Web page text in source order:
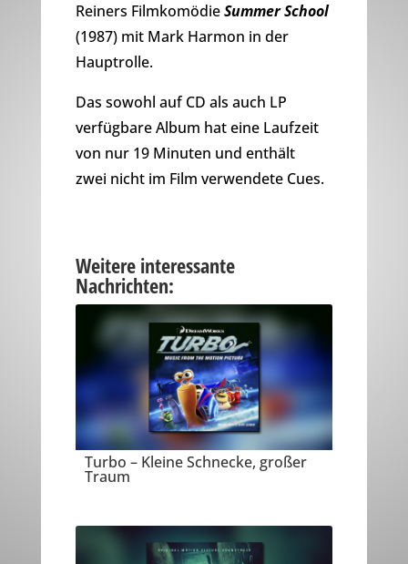
Reiners FilmkomödieSummer School
(1987) mit Mark Harmon in der
Hauptrolle.
Das sowohl auf CD als auch LP
verfügbare Album hat eine Laufzeit
von nur 19 Minuten und enthält
zwei nicht im Film verwendete Cues.
Weitere interessante
Nachrichten:
Turbo – Kleine Schnecke, großer
Traum